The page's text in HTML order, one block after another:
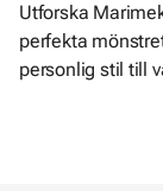
Utforska
perfekta
personlig stil till